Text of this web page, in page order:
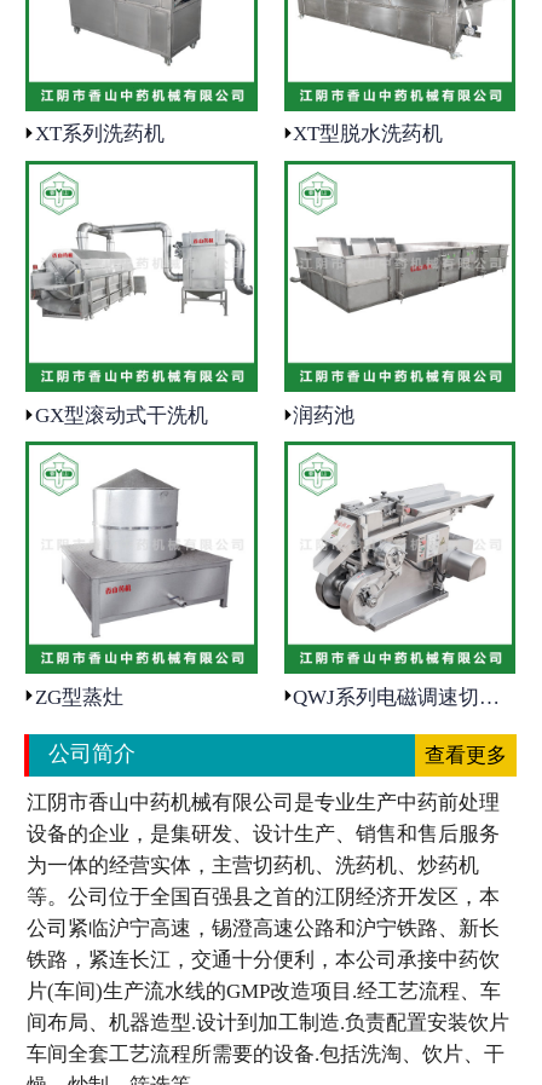
- 润药机
- 炒药机
- 筛药机
- 煅药炉
- 输送机
- 干燥机
- 废气处理设备
新闻动态
客户服务
- 定制开发
- 售后服务
联系方式
XT系列洗药机 XT型脱水洗药机
GX型滚动式干洗机 润药池
ZG型蒸灶 QWJ系列电磁调速切片段
公司简介 查看更多
江阴市香山中药机械有限公司是专业生产中药前处理
设备的企业，是集研发、设计生产、销售和售后服务
为一体的经营实体，主营切药机、洗药机、炒药机
等。公司位于全国百强县之首的江阴经济开发区，本
公司紧临沪宁高速，锡澄高速公路和沪宁铁路、新长
铁路，紧连长江，交通十分便利，本公司承接中药饮
片(车间)生产流水线的GMP改造项目.经工艺流程、车
间布局、机器造型.设计到加工制造.负责配置安装饮片
车间全套工艺流程所需要的设备.包括洗淘、饮片、干